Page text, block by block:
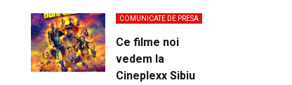
COMUNICATE DE PRESA
Ce filme noi
vedem la
Cineplexx Sibiu